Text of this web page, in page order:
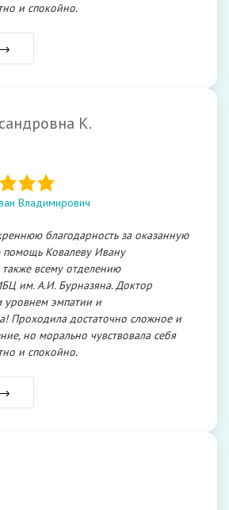
и спокойно.
К.
Владимирович
благодарность за оказанную
Ковалеву Ивану
всему отделению
им. А.И. Бурназяна. Доктор
уровнем эмпатии и
Проходила достаточно сложное и
но морально чувствовала себя
и спокойно.